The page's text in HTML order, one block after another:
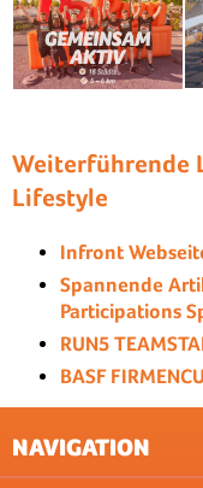
Weiterführende
Lifestyle
Infront
Spannende
Participations
RUN5
BASF
NAVIGATION